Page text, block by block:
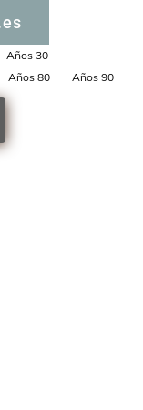
Años 30
Años 80 Años 90